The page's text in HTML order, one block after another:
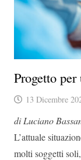
Progetto
13 Dicembre
di Luciano
L’attuale
molti soggetti